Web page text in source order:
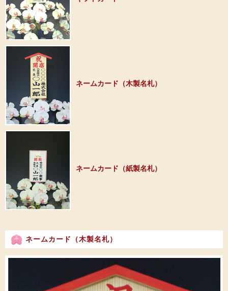
ネームカード（木製名札）
ネームカード（紙製名札）
ネームカード（木製名札）